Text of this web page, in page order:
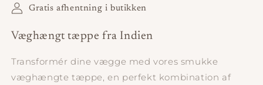
Gratis afhentning i butikken
Væghængt tæppe fra Indien
Transformér dine vægge med vores smukke
væghængte tæppe, en perfekt kombination af